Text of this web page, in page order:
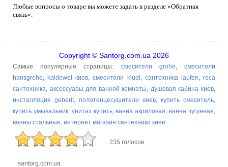
Любые вопросы о товаре вы можете задать в разделе «Обратная
связь».
Copyright © Santorg.com.ua 2026
Самые популярные страницы: смесители grohe,смесители
hansgrohe, kaldewei киев,смесители kludi, сантехника laufen,roca
сантехника, аксессуары для ванной комнаты, душевая кабина киев,
инсталляция geberit,полотенцесушители киев, купить смеситель,
купить умывальник, унитаз купить,ванна акриловая,ванна чугунная,
ванны стальные, интернет магазин сантехники киев
235 голосов
santorg.com.ua